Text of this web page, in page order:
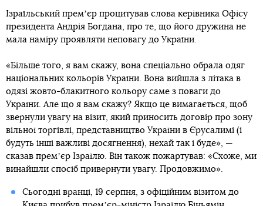
Ізраїльський премʼєр процитував слова керівника Офісу
президента Андрія Богдана, про те, що його дружина не
мала наміру проявляти неповагу до України.
«Більше того, я вам скажу, вона спеціально обрала одяг
національних кольорів України. Вона вийшла з літака в
одязі жовто-блакитного кольору саме з поваги до
України. Але що я вам скажу? Якщо це вимагається, щоб
звернули увагу на візит, який приносить договір про зону
вільної торгівлі, представництво України в Єрусалимі (і
будуть інші важливі досягнення), нехай так і буде», —
сказав премʼєр Ізраїлю. Він також пожартував: «Схоже, ми
винайшли спосіб привернути увагу. Продовжимо».
Сьогодні вранці, 19 серпня, з офіційним візитом до